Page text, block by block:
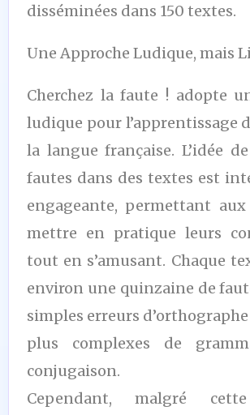
disséminées dans 150 textes.
Une Approche Ludique, mais
Cherchez la faute ! adopte
ludique pour l’apprentissage
la langue française. L’idée
fautes dans des textes est
engageante, permettant
mettre en pratique leurs
tout en s’amusant. Chaque
environ une quinzaine de
simples erreurs d’orthographe
plus complexes de
conjugaison.
Cependant, malgré